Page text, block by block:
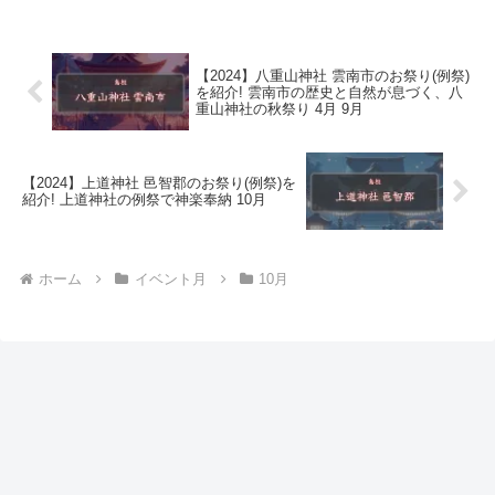
【2024】八重山神社 雲南市のお祭り(例祭)
を紹介! 雲南市の歴史と自然が息づく、八
重山神社の秋祭り 4月 9月
【2024】上道神社 邑智郡のお祭り(例祭)を
紹介! 上道神社の例祭で神楽奉納 10月
ホーム イベント月 10月